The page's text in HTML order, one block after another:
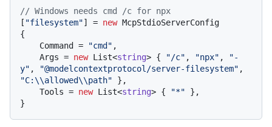
// Windows needs cmd /c for npx
[ "filesystem"] = new McpStdioServerConfig
{
    Command =
"cmd" ,
    Args =
new List<string> { "/c" , "npx" ,
"-
y" , "@modelcontextprotocol/server-filesystem"
"C:\\allowed\\path" },
    Tools =
new List<string> { "*" },